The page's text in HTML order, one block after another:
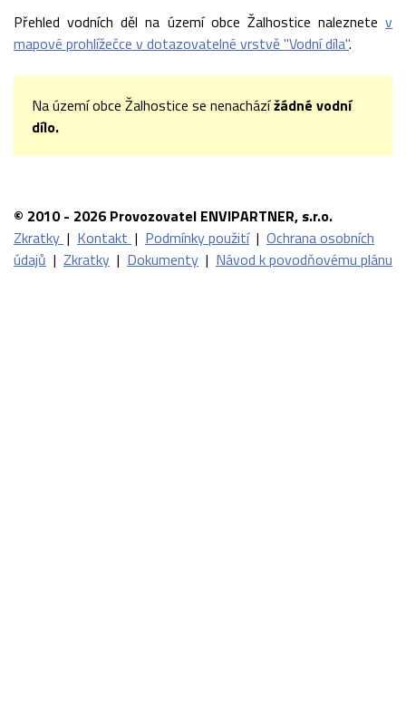
Přehled vodních děl na území obce Žalhostice naleznete v
mapové prohlížečce v dotazovatelné vrstvě "Vodní díla".
Na území obce Žalhostice se nenacházížádné vodní
dílo.
© 2010 - 2026 Provozovatel ENVIPARTNER, s.r.o.
Zkratky | Kontakt | Podmínky použití | Ochrana osobních
údajů | Zkratky | Dokumenty | Návod k povodňovému plánu